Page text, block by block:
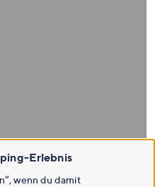
Erlebnis
wenn du damit